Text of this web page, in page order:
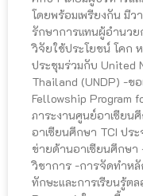
โดยพร้อมเพรียงกัน มี
รักษาการแทนผู้อำนวย
วิจัยใช้ประโยชน์ โคก
ประชุมร่วมกับ United
Thailand (UNDP) -ข
Fellowship Program
ภาระงานศูนย์อาเซียน
อาเซียนศึกษา TCI ปร
ข่ายด้านอาเซียนศึกษ
วิชาการ -การจัดทำห
ทักษะและการเรียนรู้ต